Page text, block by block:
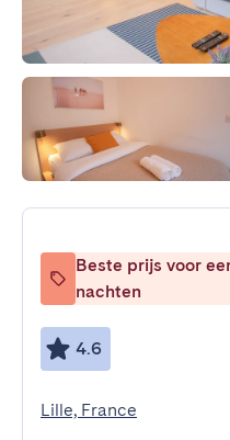
Beste prijs voor
nachten
4.6
Lille, France